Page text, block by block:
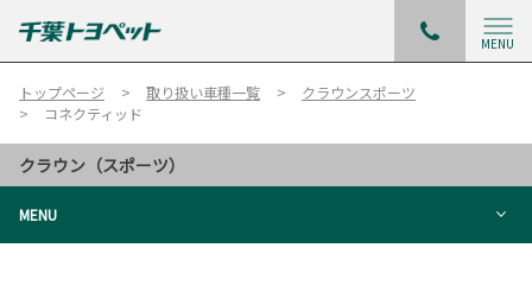
MENU
トップページ 取り扱い車種一覧
クラウンスポーツ
コネクティッド
クラウン（スポーツ）
MENU